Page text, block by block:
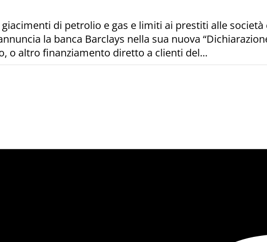
di petrolio e gas e limiti ai prestiti alle
la banca Barclays nella sua nuova
o altro finanziamento diretto a clienti del...